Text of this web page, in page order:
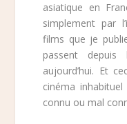
asiatique en
simplement par
films que je
passent
aujourd’hui. Et
cinéma
connu ou mal